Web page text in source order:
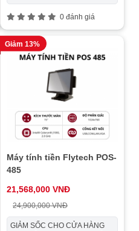
0 đánh giá
Giảm 13%
Máy tính tiền Flytech POS-
485
21,568,000 VNĐ
24,900,000 VNĐ
GIẢM SỐC CHO CỬA HÀNG